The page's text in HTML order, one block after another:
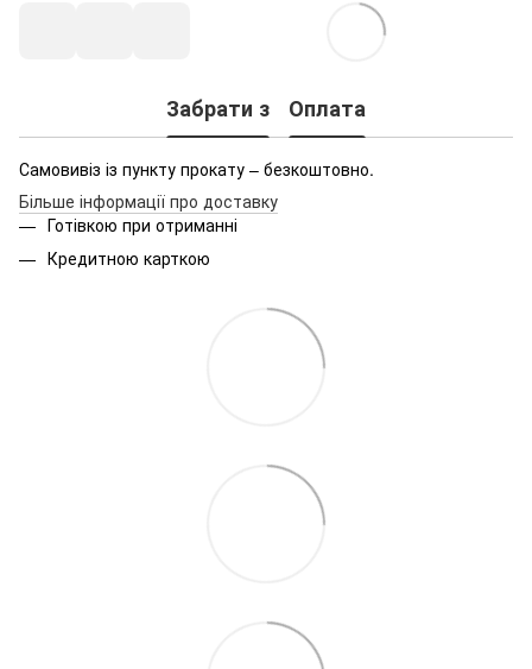
Забрати з Оплата
Самовивіз із пункту прокату – безкоштовно.
Більше інформації про доставку
Готівкою при отриманні
Кредитною карткою